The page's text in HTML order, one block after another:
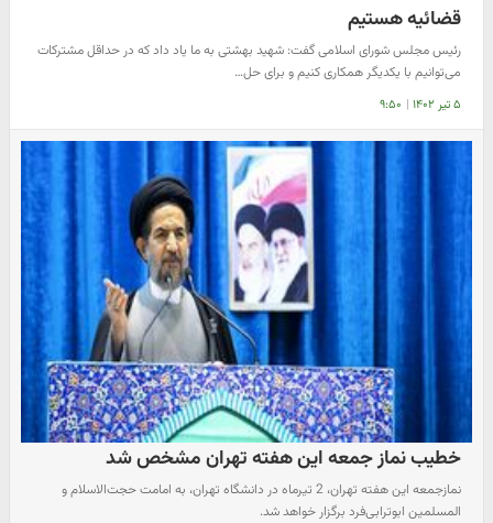
قضائیه هستیم
رئیس مجلس شورای اسلامی گفت: شهید بهشتی به ما یاد داد که در حداقل مشترکات
می‌توانیم با یکدیگر همکاری کنیم و برای حل…
۵ تیر ۱۴۰۲ | ۹:۵۰
خطیب نماز جمعه این هفته تهران مشخص شد
نمازجمعه این هفته تهران، 2 تیرماه در دانشگاه تهران، به امامت حجت‌الاسلام و
المسلمین ابوترابی‌فرد برگزار خواهد شد.